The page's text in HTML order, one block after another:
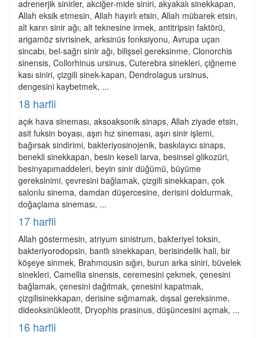
adrenerjik sinirler, akciğer-mide siniri, akyakalı sinekkapan,
Allah eksik etmesin, Allah hayırlı etsin, Allah mübarek etsin,
alt karın sinir ağı, alt teknesine irmek, antitripsin faktörü,
arigamöz sivrisinek, arksinüs fonksiyonu, Avrupa uçan
sincabı, bel-sağrı sinir ağı, bilişsel gereksinme, Clonorchis
sinensis, Collorhinus ursinus, Cuterebra sinekleri, çiğneme
kası siniri, çizgili sinek-kapan, Dendrolagus ursinus,
dengesini kaybetmek, ...
18 harfli
açık hava sineması, aksoaksonik sinaps, Allah ziyade etsin,
asit fuksin boyası, aşırı hız sineması, aşırı sinir işlemi,
bağırsak sindirimi, bakteriyosinojenik, baskılayıcı sinaps,
benekli sinekkapan, besin keseli larva, besinsel glikozüri,
besinyapımaddeleri, beyin sinir düğümü, büyüme
gereksinimi, çevresini bağlamak, çizgili sinekkapan, çok
salonlu sinema, damdan düşercesine, derisini doldurmak,
doğaçlama sineması, ...
17 harfli
Allah göstermesin, atriyum sinistrum, bakteriyel toksin,
bakteriyorodopsin, bantlı sinekkapan, berisindelik hali, bir
köşeye sinmek, Brahmousin sığırı, burun arka siniri, büvelek
sinekleri, Camellia sinensis, ceremesini çekmek, çenesini
bağlamak, çenesini dağıtmak, çenesini kapatmak,
çizgilisinekkapan, derisine sığmamak, dışsal gereksinme,
dideoksinükleotit, Dryophis prasinus, düşüncesini açmak, ...
16 harfli